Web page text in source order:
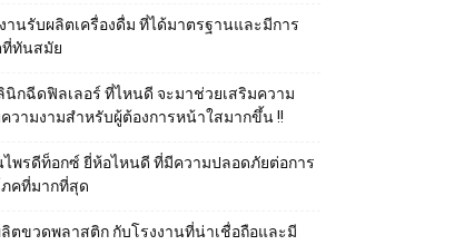
านรับผลิตเครื่องดื่ม ที่ได้มาตรฐานและมีการ
ที่ทันสมัย
นิกฉีดฟิลเลอร์ ที่ไหนดี จะมาช่วยเสริมความ
วามงามสำหรับผู้ต้องการหน้าใสมากขึ้น !!
พรดีท็อกซ์ ยี่ห้อไหนดี ที่มีความปลอดภัยต่อการ
คที่มากที่สุด
ตขวดพลาสติก กับโรงงานที่น่าเชื่อถือและมี